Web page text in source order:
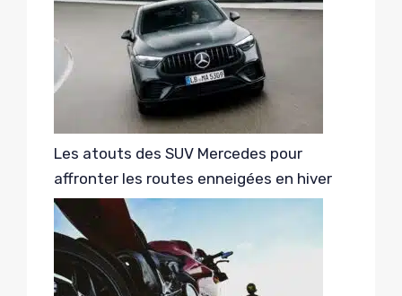
Les atouts des SUV Mercedes pour
affronter les routes enneigées en hiver